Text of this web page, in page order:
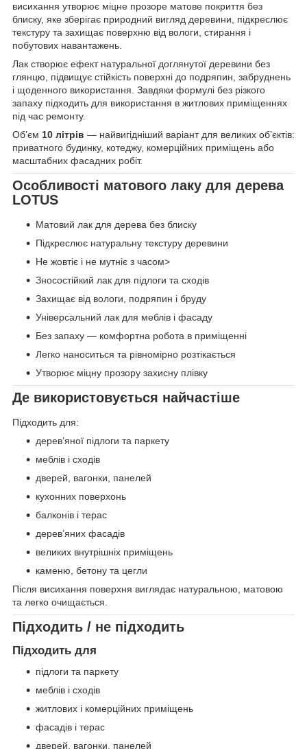
висихання утворює міцне прозоре матове покриття без
блиску, яке зберігає природний вигляд деревини, підкреслює
текстуру та захищає поверхню від вологи, стирання і
побутових навантажень.
Лак створює ефект натуральної доглянутої деревини без
глянцю, підвищує стійкість поверхні до подряпин, забруднень
і щоденного використання. Завдяки формулі без різкого
запаху підходить для використання в житлових приміщеннях
під час ремонту.
Об’єм 10 літрів — найвигідніший варіант для великих об’єктів:
приватного будинку, котеджу, комерційних приміщень або
масштабних фасадних робіт.
Особливості матового лаку для дерева
LOTUS
Матовий лак для дерева без блиску
Підкреслює натуральну текстуру деревини
Не жовтіє і не мутніє з часом>
Зносостійкий лак для підлоги та сходів
Захищає від вологи, подряпин і бруду
Універсальний лак для меблів і фасаду
Без запаху — комфортна робота в приміщенні
Легко наноситься та рівномірно розтікається
Утворює міцну прозору захисну плівку
Де використовується найчастіше
Підходить для:
дерев’яної підлоги та паркету
меблів і сходів
дверей, вагонки, панелей
кухонних поверхонь
балконів і терас
дерев’яних фасадів
великих внутрішніх приміщень
каменю, бетону та цегли
Після висихання поверхня виглядає натуральною, матовою
та легко очищається.
Підходить / не підходить
Підходить для
підлоги та паркету
меблів і сходів
житлових і комерційних приміщень
фасадів і терас
дверей, вагонки, панелей